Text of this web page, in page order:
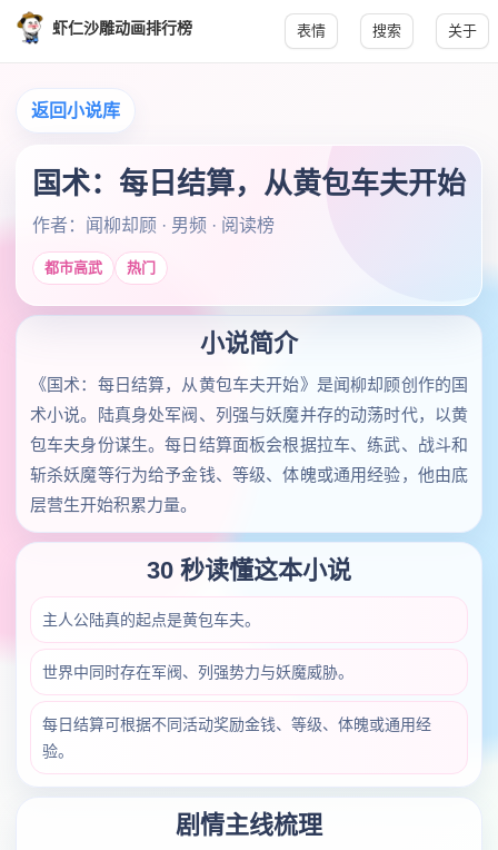
虾仁沙雕动画排行榜 表情 搜索 关于
返回小说库
国术：每日结算，从黄包车夫开始
作者：闻柳却顾 · 男频 · 阅读榜
都市高武 热门
小说简介
《国术：每日结算，从黄包车夫开始》是闻柳却顾创作的国
术小说。陆真身处军阀、列强与妖魔并存的动荡时代，以黄
包车夫身份谋生。每日结算面板会根据拉车、练武、战斗和
斩杀妖魔等行为给予金钱、等级、体魄或通用经验，他由底
层营生开始积累力量。
30 秒读懂这本小说
主人公陆真的起点是黄包车夫。
世界中同时存在军阀、列强势力与妖魔威胁。
每日结算可根据不同活动奖励金钱、等级、体魄或通用经
验。
剧情主线梳理